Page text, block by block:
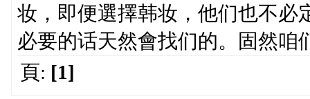
妆，即便選擇韩妆，他们也不必
必要的话天然會找们的。固然咱
頁: [1]